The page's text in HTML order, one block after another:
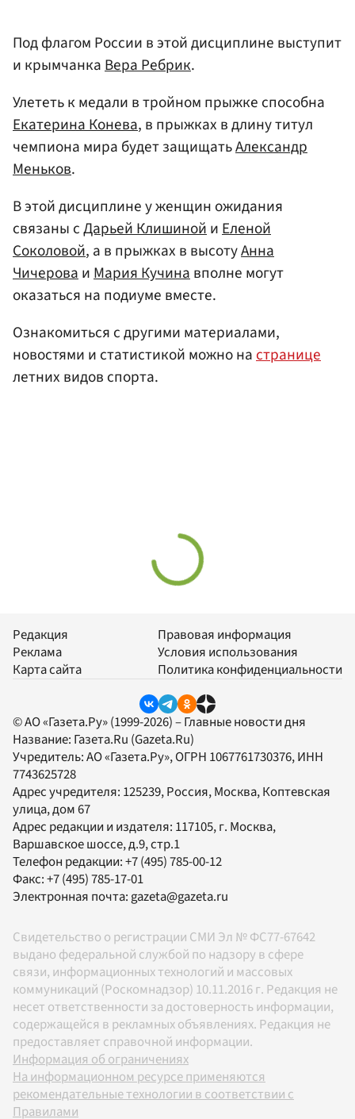
Под флагом России в этой дисциплине выступит
и крымчанкаВера Ребрик.
Улететь к медали в тройном прыжке способна
Екатерина Конева, в прыжках в длину титул
чемпиона мира будет защищатьАлександр
Меньков.
В этой дисциплине у женщин ожидания
связаны сДарьей КлишинойиЕленой
Соколовой, а в прыжках в высотуАнна
ЧичероваиМария Кучинавполне могут
оказаться на подиуме вместе.
Ознакомиться с другими материалами,
новостями и статистикой можно настранице
летних видов спорта.
Редакция
Реклама
Карта сайта
Правовая информация
Условия использования
Политика конфиденциальности
© АО «Газета.Ру» (1999-2026) – Главные новости дня
Название: Газета.Ru (Gazeta.Ru)
Учредитель:АО «Газета.Ру», ОГРН 1067761730376, ИНН
7743625728
Адрес учредителя: 125239, Россия, Москва, Коптевская
улица, дом 67
Адрес редакции и издателя: 117105, г. Москва,
Варшавское шоссе, д.9, стр.1
Телефон редакции:+7 (495) 785-00-12
Факс:+7 (495) 785-17-01
Электронная почта:gazeta@gazeta.ru
Свидетельство о регистрации СМИ Эл № ФС77-67642
выдано федеральной службой по надзору в сфере
связи, информационных технологий и массовых
коммуникаций (Роскомнадзор) 10.11.2016 г. Редакция не
несет ответственности за достоверность информации,
содержащейся в рекламных объявлениях. Редакция не
предоставляет справочной информации.
Информация об ограничениях
На информационном ресурсе применяются
рекомендательные технологии в соответствии с
Правилами